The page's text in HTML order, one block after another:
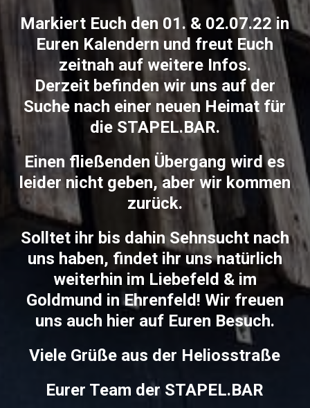
Markiert Euch den 01. & 02.07.22 in
Euren Kalendern und freut Euch
zeitnah auf weitere Infos.
Derzeit befinden wir uns auf der
Suche nach einer neuen Heimat für
die STAPEL.BAR.
Einen fließenden Übergang wird es
leider nicht geben, aber wir kommen
zurück.
Solltet ihr bis dahin Sehnsucht nach
uns haben, findet ihr uns natürlich
weiterhin im Liebefeld & im
Goldmund in Ehrenfeld! Wir freuen
uns auch hier auf Euren Besuch.
Viele Grüße aus der Heliosstraße
Eurer Team der STAPEL.BAR